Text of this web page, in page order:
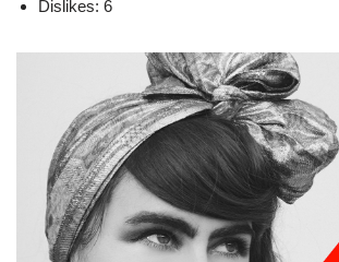
Dislikes: 6